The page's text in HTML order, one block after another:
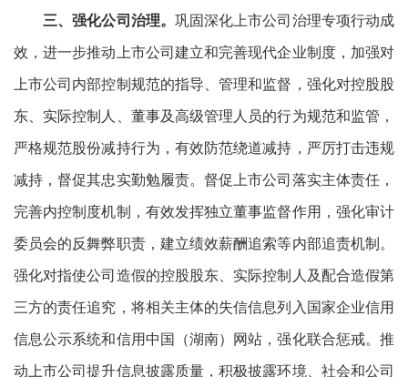
三、强化公司治理。 巩固深化上市公司治理专项行动成
效，进一步推动上市公司建立和完善现代企业制度，加强对
上市公司内部控制规范的指导、管理和监督，强化对控股股
东、实际控制人、董事及高级管理人员的行为规范和监管，
严格规范股份减持行为，有效防范绕道减持，严厉打击违规
减持，督促其忠实勤勉履责。督促上市公司落实主体责任，
完善内控制度机制，有效发挥独立董事监督作用，强化审计
委员会的反舞弊职责，建立绩效薪酬追索等内部追责机制。
强化对指使公司造假的控股股东、实际控制人及配合造假第
三方的责任追究，将相关主体的失信信息列入国家企业信用
信息公示系统和信用中国（湖南）网站，强化联合惩戒。推
动上市公司提升信息披露质量，积极披露环境、社会和公司